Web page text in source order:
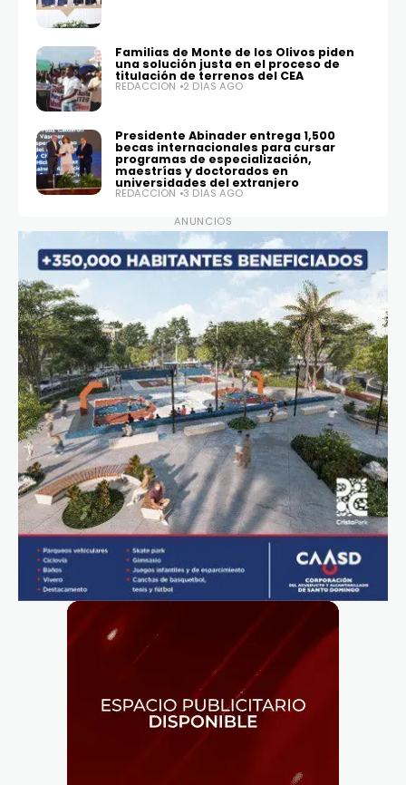
Familias de Monte de los Olivos piden
una solución justa en el proceso de
titulación de terrenos del CEA
REDACCIÓN 2 DÍAS AGO
Presidente Abinader entrega 1,500
becas internacionales para cursar
programas de especialización,
maestrías y doctorados en
universidades del extranjero
REDACCIÓN
3 DÍAS AGO
ANUNCIOS